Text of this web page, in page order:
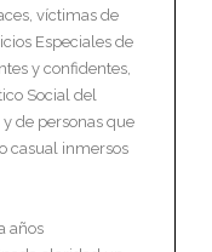
víctimas de
Especiales de
y confidentes,
Social del
de personas que
casual inmersos
años